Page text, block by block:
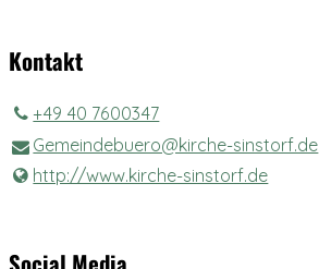
Kontakt
+49 40 7600347
Gemeindebuero@​kirche-sinstorf.​de
http://www.​kirche-sinstorf.​de